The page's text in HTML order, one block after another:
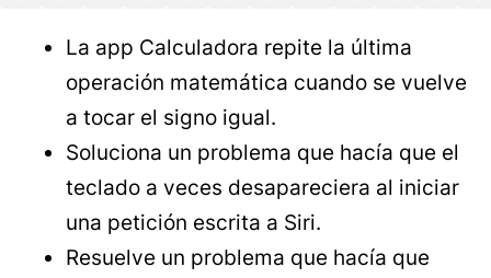
La app Calculadora repite la última
operación matemática cuando se vuelve
a tocar el signo igual.
Soluciona un problema que hacía que el
teclado a veces desapareciera al iniciar
una petición escrita a Siri.
Resuelve un problema que hacía que